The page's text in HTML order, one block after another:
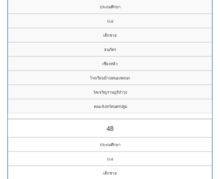
ประถมศึกษา
ป.๔
เด็กชาย
ธนภัทร
เซี่ยงหลิว
โรงเรียนบ้านหนองพงนก
วัดเจริญราษฎร์บำรุง
คณะจังหวัดนครปฐม
48
ประถมศึกษา
ป.๔
เด็กชาย